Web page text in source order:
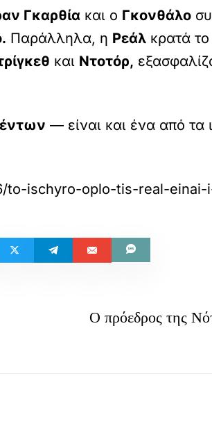
Γκαρθία και ο Γκονθάλο
Παράλληλα, η Ρεάλ κρατά
και Ντοτόρ,
— είναι και ένα από τα
to-ischyro-oplo-tis-real-einai-
Ο πρόεδρος της